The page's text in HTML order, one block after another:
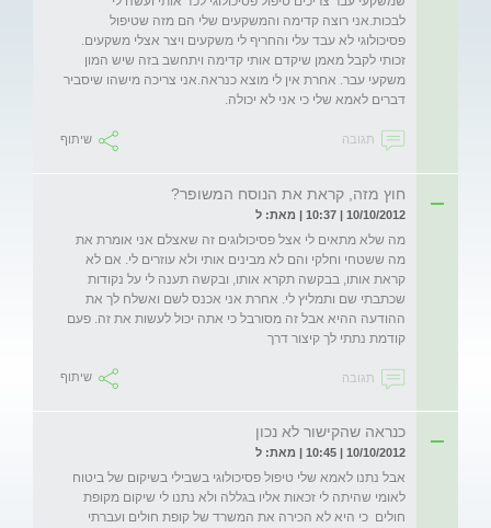
לבכות.אני רוצה קדימה והמשקעים שלי הם מזה שטיפול
פסיכולוגי לא עבד עלי והחריף לי משקעים ויצר אצלי משקעים.
זכותי לקבל מאמן שיקדם אותי קדימה ויתחשב בזה שיש המון
משקעי עבר. אחרת אין לי מוצא כנראה.אני צריכה מישהו שיסביר
דברים לאמא שלי כי אני לא יכולה.
תגובה שיתוף
חוץ מזה, קראת את הנוסח המשופר?
10/10/2012 | 10:37 | מאת: ל
מה שלא מתאים לי אצל פסיכולוגים זה שאצלם אני אומרת את
מה ששטחי וחלקי והם לא מבינים אותי ולא עוזרים לי. אם לא
קראת אותו, בבקשה תקרא אותו, ובקשה תענה לי על נקודות
שכתבתי שם ותמליץ לי. אחרת אני אכנס לשם ואשלח לך את
ההודעה ההיא אבל זה מסורבל כי אתה יכול לעשות את זה. פעם
קודמת נתתי לך קיצור דרך
תגובה שיתוף
כנראה שהקישור לא נכון
10/10/2012 | 10:45 | מאת: ל
אבל נתנו לאמא שלי טיפול פסיכולוגי בשבילי בשיקום של ביטוח
לאומי שהיתה לי זכאות אליו בגללה ולא נתנו לי שיקום מקופת
חולים  כי היא לא הכירה את המשרד של קופת חולים ועברתי